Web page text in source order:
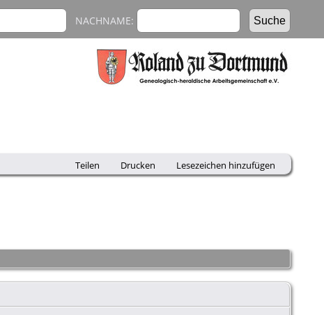
NACHNAME:
Teilen Drucken Lesezeichen hinzufügen